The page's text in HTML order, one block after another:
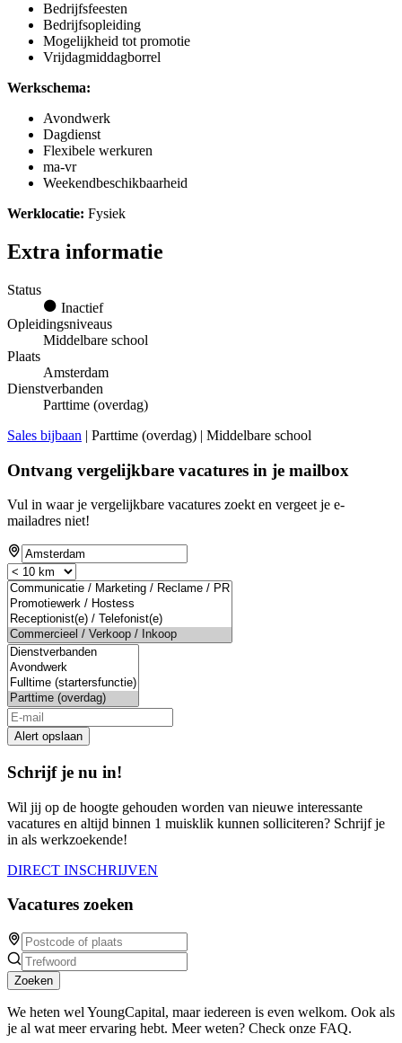
Bedrijfsfeesten
Bedrijfsopleiding
Mogelijkheid tot promotie
Vrijdagmiddagborrel
Werkschema:
Avondwerk
Dagdienst
Flexibele werkuren
ma-vr
Weekendbeschikbaarheid
Werklocatie: Fysiek
Extra informatie
Status
Inactief
Opleidingsniveaus
Middelbare school
Plaats
Amsterdam
Dienstverbanden
Parttime (overdag)
Sales bijbaan | Parttime (overdag) | Middelbare school
Ontvang vergelijkbare vacatures in je mailbox
Vul in waar je vergelijkbare vacatures zoekt en vergeet je e-
mailadres niet!
Alert opslaan
Schrijf je nu in!
Wil jij op de hoogte gehouden worden van nieuwe interessante
vacatures en altijd binnen 1 muisklik kunnen solliciteren? Schrijf je
in als werkzoekende!
DIRECT INSCHRIJVEN
Vacatures zoeken
Zoeken
We heten wel YoungCapital, maar iedereen is even welkom. Ook als
je al wat meer ervaring hebt. Meer weten? Check onze FAQ.